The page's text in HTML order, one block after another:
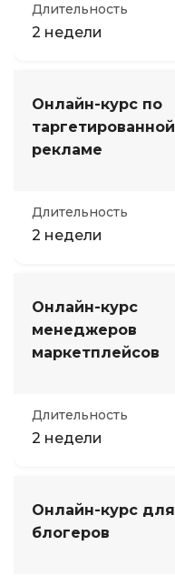
Длительность
2 недели
Онлайн-курс по
таргетированной
рекламе
Длительность
2 недели
Онлайн-курс
менеджеров
маркетплейсов
Длительность
2 недели
Онлайн-курс для
блогеров